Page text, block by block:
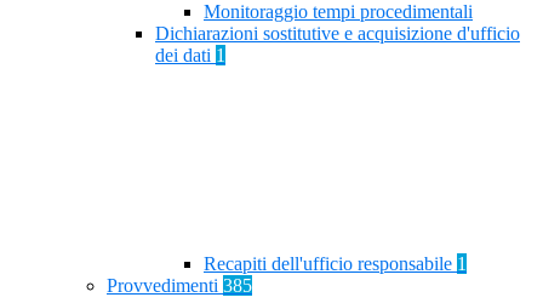
Monitoraggio tempi procedimentali
Dichiarazioni sostitutive e acquisizione d'ufficio
dei dati 1
Recapiti dell'ufficio responsabile 1
Provvedimenti 385